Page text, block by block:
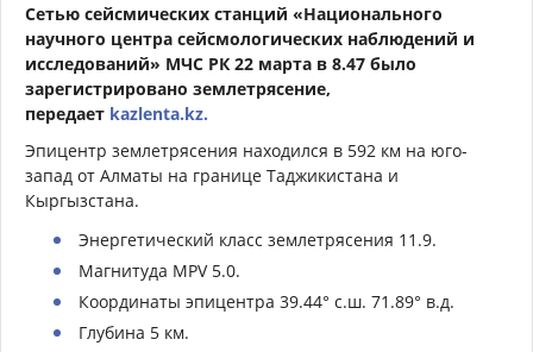
Сетью сейсмических станций «Национального
научного центра сейсмологических наблюдений и
исследований» МЧС РК 22 марта в 8.47 было
зарегистрировано землетрясение,
передает kazlenta.kz.
Эпицентр землетрясения находился в 592 км на юго-
запад от Алматы на границе Таджикистана и
Кыргызстана.
Энергетический класс землетрясения 11.9.
Магнитуда MPV 5.0.
Координаты эпицентра 39.44° с.ш. 71.89° в.д.
Глубина 5 км.